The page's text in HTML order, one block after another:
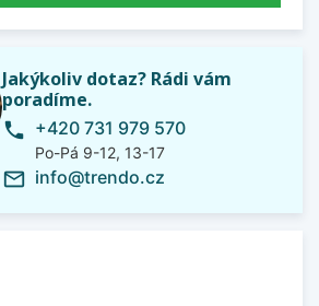
Jakýkoliv dotaz? Rádi vám
poradíme.
phone +420 731 979 570
Po-Pá 9-12, 13-17
mail_outline info@trendo.cz